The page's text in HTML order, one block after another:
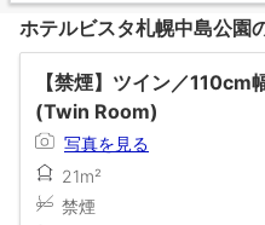
ホテルビスタ札幌中島公園
【禁煙】ツイン／
(Twin Room)
写真を見る
21m²
禁煙